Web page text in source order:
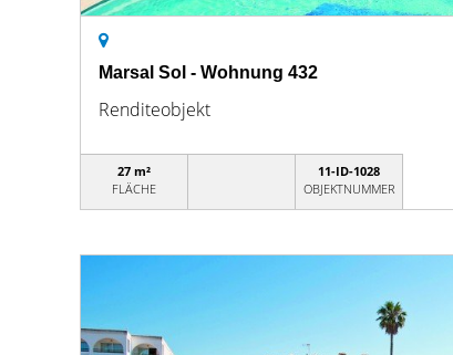
Marsal Sol - Wohnung 432
Renditeobjekt
27 m²
FLÄCHE
11-ID-1028
OBJEKTNUMMER